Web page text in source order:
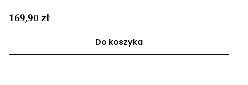
169,90 zł
Do koszyka